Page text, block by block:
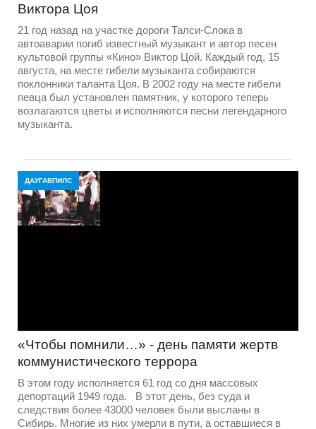
Виктора Цоя
21 год назад на участке дороги Талси-Слока в
автоаварии погиб известный музыкант и автор песен
культовой группы «Кино» Виктор Цой. Каждый год, 15
августа, на месте гибели музыканта собираются
поклонники таланта Цоя. В 2002 году на месте гибели
певца был установлен памятник, у которого теперь
возлагаются цветы и исполняются песни легендарного
музыканта.
ДАУГАВПИЛС
«Чтобы помнили…» - день памяти жертв
коммунистического террора
В этом году исполняется 61 год со дня массовых
депортаций 1949 года. В этот день, без суда и
следствия более 43000 человек были высланы в
Сибирь. Многие из них умерли в пути, а оставшиеся в